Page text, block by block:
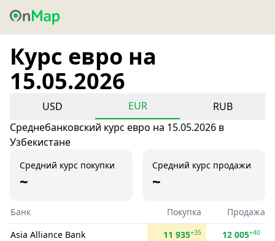
Курс евро на
15.05.2026
USD EUR
RUB
Среднебанковский курс евро на 15.05.2026 в
Узбекистане
Средний курс покупки
~
Средний курс продажи
~
Банк Покупка
Продажа
Asia Alliance Bank
11 935+35 12 005+40